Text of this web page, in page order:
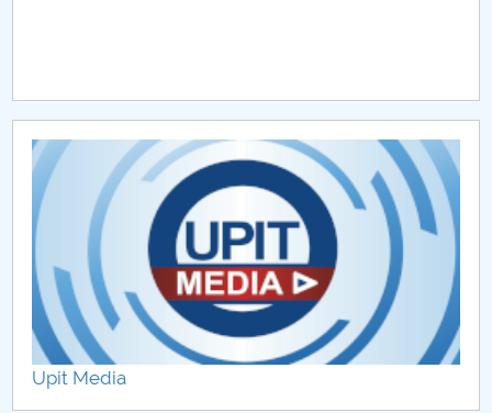
Cercetare științifică
Upit Media